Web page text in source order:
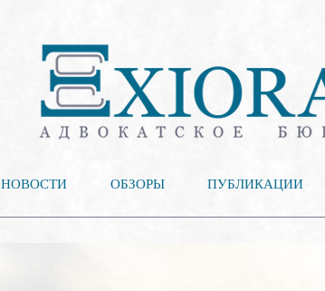
НОВОСТИ ОБЗОРЫ ПУБЛИКАЦИИ